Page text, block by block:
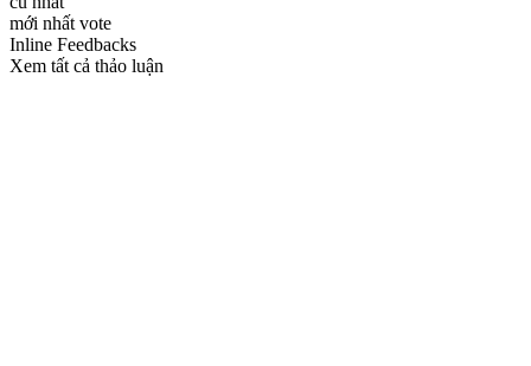
mới nhất vote
Inline Feedbacks
Xem tất cả thảo luận